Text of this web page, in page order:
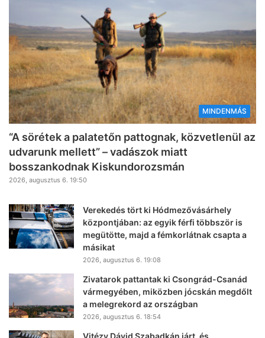
MINDENMÁS
“A sörétek a palatetőn pattognak, közvetlenül az
udvarunk mellett” – vadászok miatt
bosszankodnak Kiskundorozsmán
2026, augusztus 6. 19:50
Verekedés tört ki Hódmezővásárhely
központjában: az egyik férfi többször is
megütötte, majd a fémkorlátnak csapta a
másikat
2026, augusztus 6. 19:08
Zivatarok pattantak ki Csongrád-Csanád
vármegyében, miközben jócskán megdőlt
a melegrekord az országban
2026, augusztus 6. 18:54
Vitézy Dávid Szabadkán járt, és